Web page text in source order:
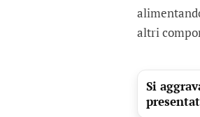
altri
Si